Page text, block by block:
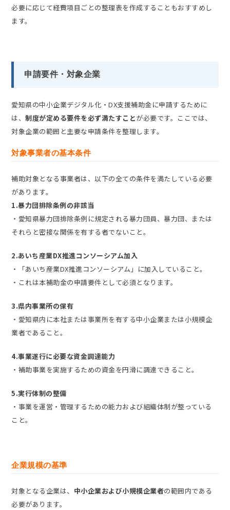
必要に応じて経費項目ごとの整理表を作成することもおすすめし
ます。
申請要件・対象企業
愛知県の中小企業デジタル化・DX支援補助金に申請するために
は、制度が定める要件を必ず満たすことが必要です。ここでは、
対象企業の範囲と主要な申請条件を整理します。
対象事業者の基本条件
補助対象となる事業者は、以下の全ての条件を満たしている必要
があります。
1.暴力団排除条例の非該当
・愛知県暴力団排除条例に規定される暴力団員、暴力団、または
それらと密接な関係を有する者でないこと。
2.あいち産業DX推進コンソーシアム加入
・「あいち産業DX推進コンソーシアム」に加入していること。
・これは本補助金の申請要件として必須となります。
3.県内事業所の保有
・愛知県内に本社または事業所を有する中小企業または小規模企
業者であること。
4.事業遂行に必要な資金調達能力
・補助事業を実施するための資金を円滑に調達できること。
5.実行体制の整備
・事業を運営・管理するための能力および組織体制が整っている
こと。
企業規模の基準
対象となる企業は、 中小企業および小規模企業者の範囲内である
必要があります。